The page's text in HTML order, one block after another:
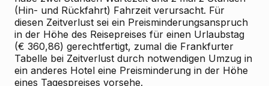
(Hin- und Rückfahrt) Fahrzeit verursacht. Für
diesen Zeitverlust sei ein Preisminderungsanspruch
in der Höhe des Reisepreises für einen Urlaubstag
(€ 360,86) gerechtfertigt, zumal die Frankfurter
Tabelle bei Zeitverlust durch notwendigen Umzug in
ein anderes Hotel eine Preisminderung in der Höhe
eines Tagespreises vorsehe.